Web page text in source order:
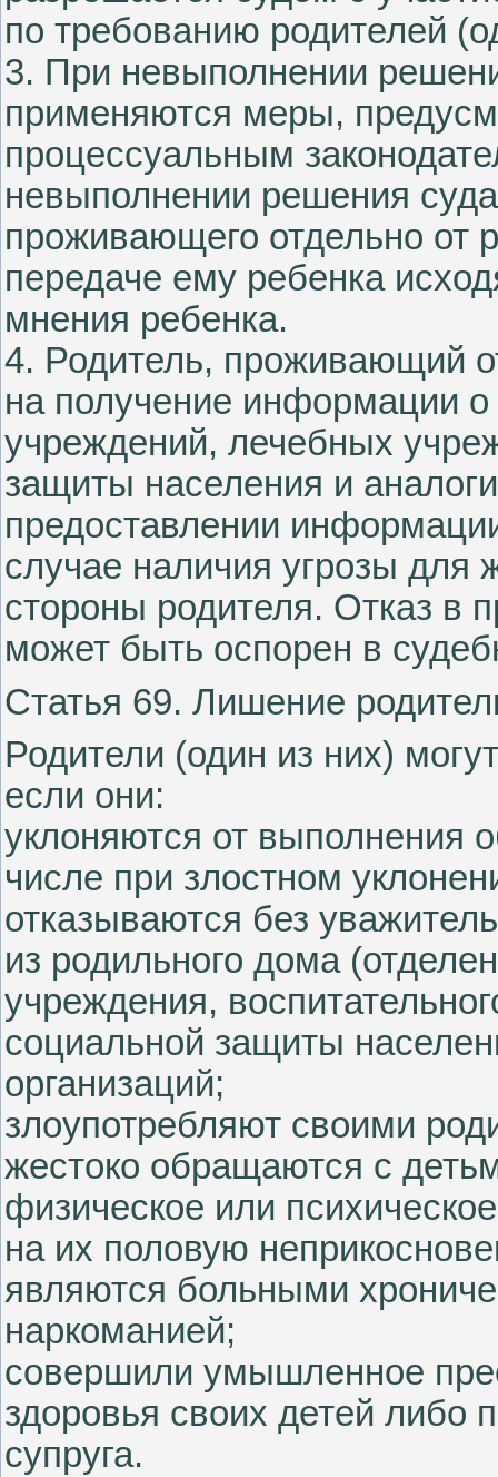
по требованию родителей
3. При невыполнении
применяются меры,
процессуальным
невыполнении решения
проживающего отдельно от
передаче ему ребенка
мнения ребенка.
4. Родитель, проживающий
на получение информации
учреждений, лечебных
защиты населения и
предоставлении
случае наличия угрозы для
стороны родителя. Отказ в
может быть оспорен в
Статья 69. Лишение
Родители (один из них)
если они:
уклоняются от выполнения
числе при злостном
отказываются без
из родильного дома
учреждения,
социальной защиты
организаций;
злоупотребляют своими
жестоко обращаются с
физическое или
на их половую
являются больными
наркоманией;
совершили умышленное
здоровья своих детей либо
супруга.